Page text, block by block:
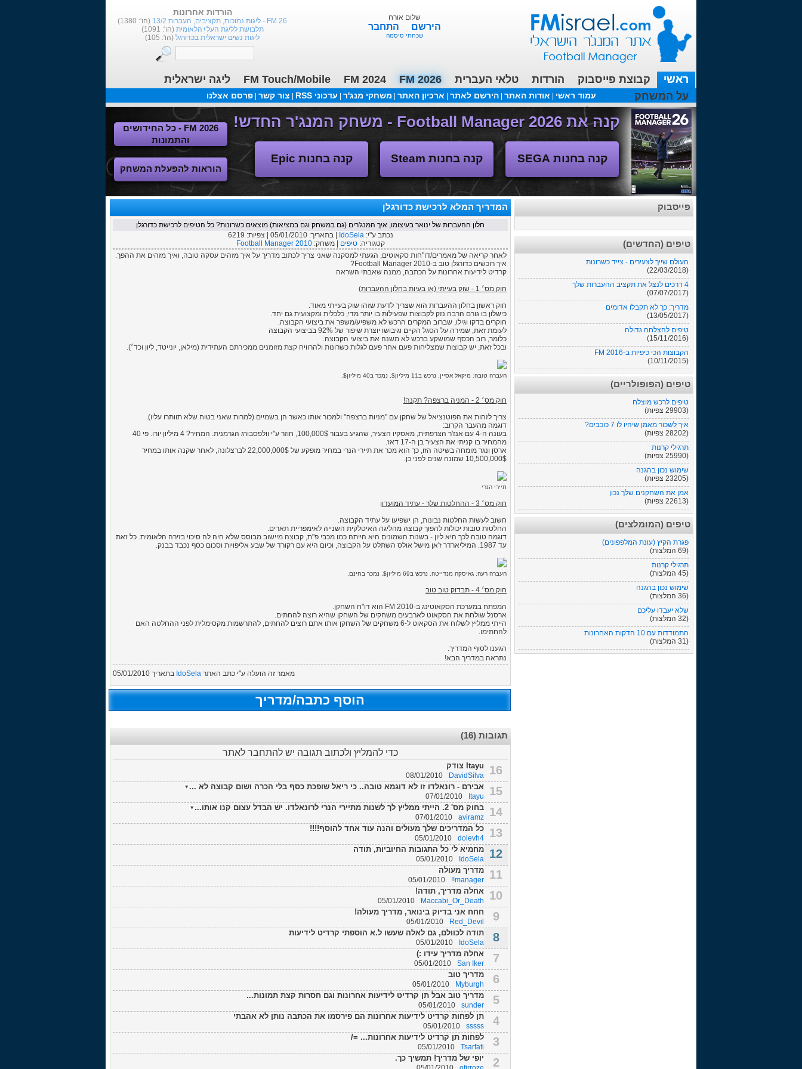
הורדות אחרונות
FM 26 - ליגות נמוכות, תקציבים, העברות 13/2
(הו': 1380)
תלבושת לליגת העל+הלאומית(הו': 1091)
ליגות נשים ישראלית בכדורגל (הו': 105)
שלום אורח
הירשם התחבר
שכחתי סיסמה
ראשי קבוצת פייסבוק הורדות טלאי העברית FM 2026
FM 2024
FM Touch/Mobile
ליגה ישראלית
על המשחק
עמוד ראשי אודות האתר |הירשם לאתר ארכיון האתר משחקי מנג'ר עדכוני RSS צור קשר פרסם אצלנו
עכשיו בפורומים:FM19- איך יוצאים לחופשה עם המאמן ?
קנה את Football Manager 2026 - משחק המנג'ר החדש!
קנה בחנות SEGA קנה בחנות Steam קנה בחנות Epic
FM 2026 - כל החידושים
והתמונות
הוראות להפעלת המשחק
פייסבוק
טיפים (החדשים)
העולם שייך לצעירים - צייד כשרונות
(22/03/2018)
4 דרכים לנצל את תקציב ההעברות שלך
(07/07/2017)
מדריך: כך לא תקבלו אדומים
(13/05/2017)
טיפים להצלחה גדולה
(15/11/2016)
הקבוצות הכי כיפיות ב-FM 2016
(10/11/2015)
טיפים (הפופולריים)
טיפים לרכש מוצלח
(29903 צפיות)
איך לשכור מאמן שיהיו לו 7 כוכבים?
(28202 צפיות)
תרגילי קרנות
(25990 צפיות)
שימוש נכון בהגנה
(23205 צפיות)
אמן את השחקנים שלך נכון
(22613 צפיות)
טיפים (המומלצים)
פגרת הקיץ (עונת המלפפונים)
(69 המלצות)
תרגילי קרנות
(45 המלצות)
שימוש נכון בהגנה
(36 המלצות)
שלא יעבדו עליכם
(32 המלצות)
התמודדות עם 10 הדקות האחרונות
(31 המלצות)
המדריך המלא לרכישת כדורגלן
חלון ההעברות של ינואר בעיצומו, איך המנג'רים (גם במשחק וגם במציאות) מוצאים כשרונות? כל הטיפים לרכישת כדורגלן
נכתב ע"י:IdoSela | בתאריך:05/01/2010 | צפיות: 6219
קטגוריה:טיפים | משחק:Football Manager 2010
לאחר קריאה של מאמרים/דו"חות סקאוטים, הגעתי למסקנה שאני צריך לכתוב מדריך על איך מזהים עסקה טובה, ואיך מזהים את ההפך.
איך רוכשים כדורגלן טוב ב-Football Manager 2010?
קרדיט לידיעות אחרונות על הכתבה, ממנה שאבתי השראה
חוק מס׳ 1 - שוק בעייתי (או בעיות בחלון ההעברות)
חוק ראשון בחלון ההעברות הוא שצריך לדעת שזהו שוק בעייתי מאוד.
כישלון בו גורם הרבה נזק לקבוצות שפעילות בו יותר מדי, כלכלית ומקצועית גם יחד.
חוקרים בדקו וגילו, שברוב המקרים הרכש לא משפיע/משפר את ביצועי הקבוצה.
לעומת זאת, שמירה על הסגל הקיים וגיבושו יוצרת שיפור של 92% בביצועי הקבוצה
כלומר, רוב הכסף שמושקע ברכש לא משנה את ביצועי הקבוצה.
ובכל זאת, יש קבוצות שמצליחות פעם אחר פעם לגלות כשרונות ולהרוויח קצת מזומנים ממכירתם העתידית (מילאן, יונייטד, ליון וכד׳).
העברה טובה: מיקאל אסיין. נרכש ב11 מיליון$, נמכר ב40 מיליון$.
חוק מס׳ 2 - המניה ברצפה? תקנה!
צריך לזהות את הפוטנציאל של שחקן עם "מניות ברצפה" ולמכור אותו כאשר הן בשמיים (למרות שאני בטוח שלא תוותרו עליו).
דוגמה מהעבר הקרוב:
בעונה ה-4 עם אנז'ר הצרפתית, מאסקיו הצעיר, שהגיע בעבור 100,000$, חוזר ע"י וולפסבורג הגרמנית. המחיר? 4 מיליון יורו. פי 40
מהמחיר בו קניתי את הצעיר בן ה-17 דאז.
ארסן ונגר מומחה בשיטה הזו, כך הוא מכר את תיירי הנרי במחיר מופקע של 22,000,000$ לברצלונה, לאחר שקנה אותו במחיר
10,500,000$ שמונה שנים לפני כן.
תיירי הנרי
חוק מס׳ 3 - ההחלטות שלך - עתיד המועדון
חשוב לעשות החלטות נבונות, הן ישפיעו על עתיד הקבוצה.
החלטות טובות יכולות להפוך קבוצה מהליגה האיטלקית השנייה לאימפריית תארים.
דוגמה טובה לכך היא ליון - בשנות השמונים היא הייתה כמו מכבי פ"ת, קבוצה מיישוב מבוסס שלא היה לה סיכוי בזירה הלאומית. כל זאת
עד 1987. המיליארדר ז'אן מישל אולס השתלט על הקבוצה, וכיום היא עם רקורד של שבע אליפויות וסכום כסף נכבד בבנק.
העברה רעה: גאיסקה מנדייטה. נרכש ב69 מיליון$, נמכר בחינם.
חוק מס׳ 4 - תבדוק טוב טוב
המפתח במערכת הסקאוטינג ב-FM 2010 הוא דו"ח השחקן.
ארסנל שולחת את הסקאוט לארבעים משחקים של השחקן שהיא רוצה להחתים.
הייתי ממליץ לשלוח את הסקאוט ל-6 משחקים של השחקן אותו אתם רוצים להחתים, להתרשמות מקסימלית לפני ההחלטה האם
להחתימו.
הגענו לסוף המדריך.
נתראה במדריך הבא!
מאמר זה הועלה ע"י כתב האתר IdoSela בתאריך 05/01/2010
הוסף כתבה/מדריך
תגובות (16)
כדי להמליץ ולכתוב תגובה יש להתחבר לאתר
16 Itayu צודק
DavidSilva
08/01/2010
15 אבירם - רונאלדו זו לא דוגמא טובה.. כי ריאל שופכת כסף בלי הכרה ושום קבוצה לא ...
Itayu
07/01/2010
14 בחוק מס' 2. הייתי ממליץ לך לשנות מתיירי הנרי לרונאלדו. יש הבדל עצום קנו אותו...
aviramz
07/01/2010
13 כל המדריכים שלך מעולים והנה עוד אחד להוסף!!!!
dolevh4
05/01/2010
12 מחמיא לי כל התגובות החיוביות, תודה
IdoSela
05/01/2010
11 מדריך מעולה
manager!!
05/01/2010
10 אחלה מדריך, תודה!
Maccabi_Or_Death
05/01/2010
9 חחח אני בדיוק בינואר, מדריך מעולה!
Red_Devil
05/01/2010
8 תודה לכוולם, גם לאלה שעשו ל.א הוספתי קרדיט לידיעות
IdoSela
05/01/2010
7 אחלה מדריך עידו :)
San Iker
05/01/2010
6 מדריך טוב
Myburgh
05/01/2010
5 מדריך טוב אבל תן קרדיט לידיעות אחרונות וגם חסרות קצת תמונות...
sunder
05/01/2010
4 תן לפחות קרדיט לידיעות אחרונות הם פירסמו את הכתבה נותן לא אהבתי
sssss
05/01/2010
3 לפחות תן קרדיט לידיעות אחרונות... =/
Tsarfati
05/01/2010
2 יופי של מדריך! תמשיך כך.